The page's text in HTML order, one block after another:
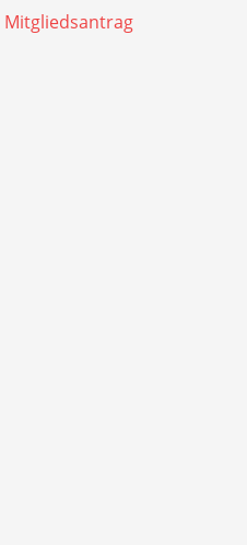
Mitgliedsantrag